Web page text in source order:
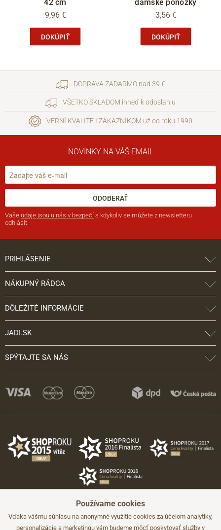
42 cm
9,96 €
DOKÚPIŤ
dámske ponožky
3,56 €
DOKÚPIŤ
DOPRAVA ZADARMO nad 39 €
VŠETKO SKLADOM ihneď k odoslaniu
VERNÍ KVALITE I ZÁKAZNÍKOM už od roku 1990
NOVINKY NA VÁŠ EMAIL
ODOBERAŤ
Vaše údaje jsou u nás v bezpečí a kdykoliv se můžete z newsletteru
odhlásit.
PRIHLÁSENIE
NÁKUPNÝ RÁDCA
DÔLEŽITÉ INFORMÁCIE
JADI.SK
SPÝTAJTE SA NÁS
Používame cookies
Vďaka vášmu súhlasu na anonymné využitie cookies za účelom analytiky,
personalizácie a marketingu vám budeme môcť poskytovať služby v